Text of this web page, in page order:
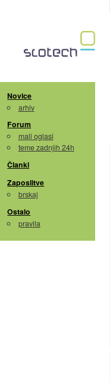
Novice
arhiv
Forum
mali oglasi
teme zadnjih 24h
Članki
Zaposlitve
brskaj
Ostalo
pravila